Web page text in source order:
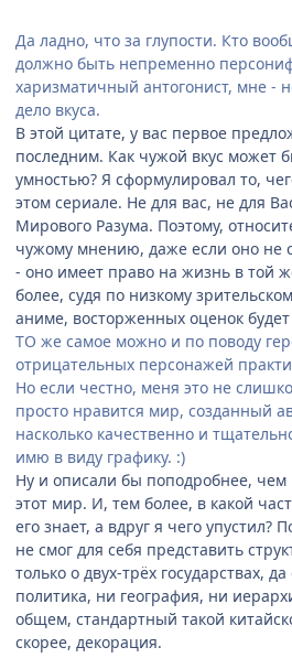
Да ладно, что за глупости. Кто
должно быть непременно
харизматичный антогонист, мне -
дело вкуса.
В этой цитате, у вас первое
последним. Как чужой вкус может
умностью? Я сформулировал то,
этом сериале. Не для вас, не для
Мирового Разума. Поэтому,
чужому мнению, даже если оно не
- оно имеет право на жизнь в той
более, судя по низкому
аниме, восторженных оценок
ТО же самое можно и по поводу
отрицательных персонажей
Но если честно, меня это не
просто нравится мир, созданный
насколько качественно и
имю в виду графику. :)
Ну и описали бы поподробнее, чем
этот мир. И, тем более, в какой
его знает, а вдруг я чего упустил?
не смог для себя представить
только о двух-трёх государствах,
политика, ни география, ни
общем, стандартный такой
скорее, декорация.